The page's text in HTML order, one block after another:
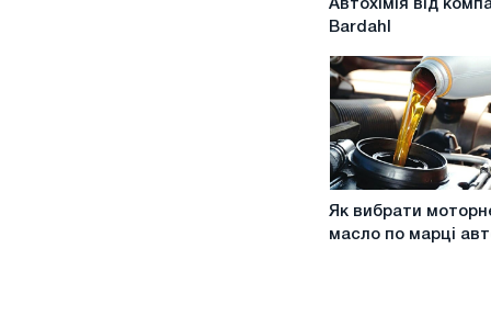
від
компанії
Bardahl
Автохімія від
Bardahl
вибрати
Як вибрати
масло по марці